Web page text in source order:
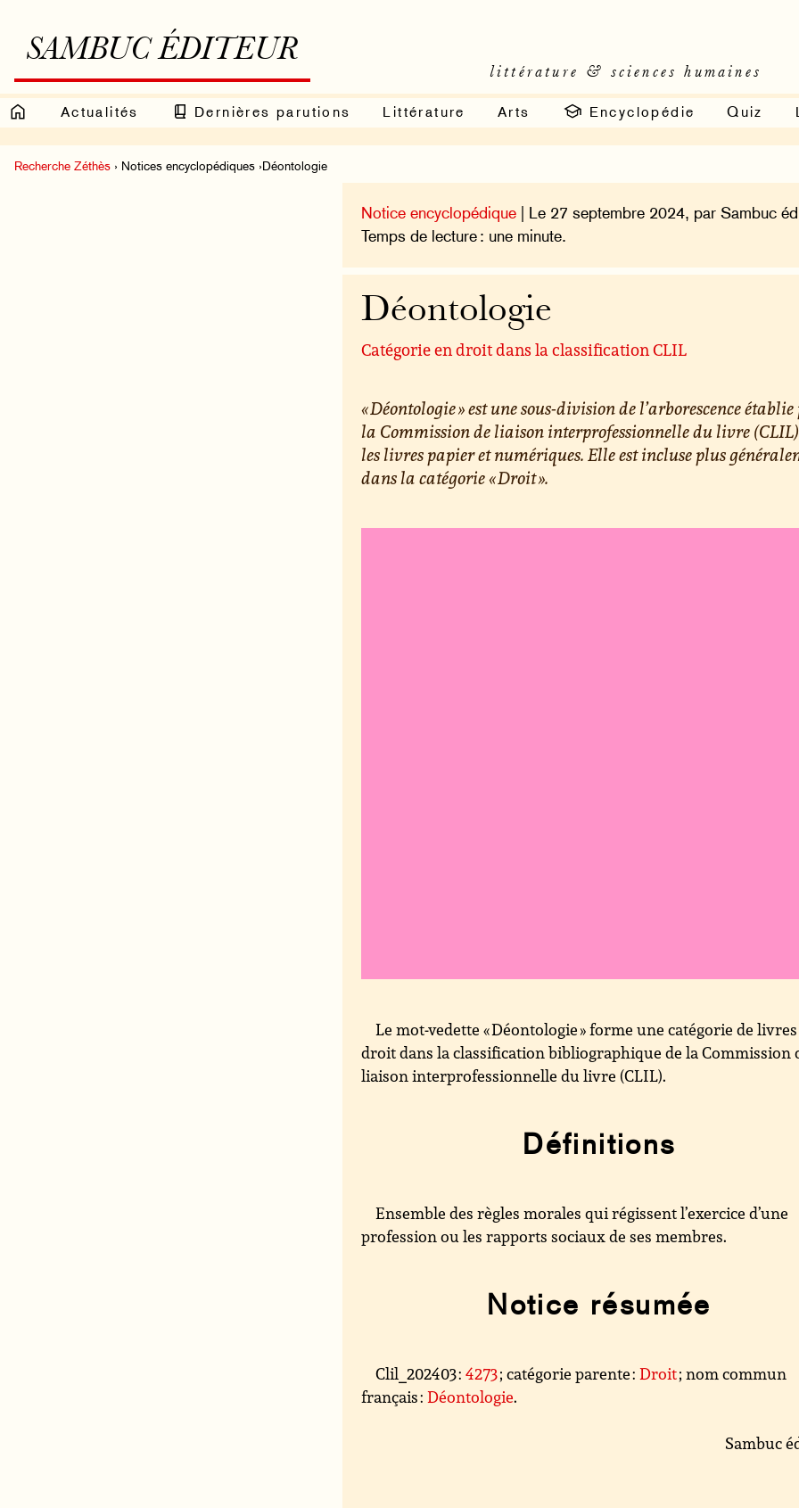
SAMBUC ÉDITEUR
littérature & sciences humaines
Actualités Dernières parutions Littérature Arts Encyclopédie Quiz
Recherche Zéthès › Notices encyclopédiques ›Déontologie
Notice encyclopédique | Le 27 septembre 2024, par Sambuc
Temps de lecture : une minute.
Déontologie
Catégorie en droit dans la classification CLIL
« Déontologie » est une sous-division de l’arborescence
la Commission de liaison interprofessionnelle du livre
les livres papier et numériques. Elle est incluse plus
dans la catégorie « Droit ».
Le mot-vedette « Déontologie » forme une catégorie de
droit dans la classification bibliographique de la Commission
liaison interprofessionnelle du livre (CLIL).
Définitions
Ensemble des règles morales qui régissent l’exercice d’une
profession ou les rapports sociaux de ses membres.
Notice résumée
Clil_202403 :4273; catégorie parente :Droit; nom commun
français :Déontologie.
Sambuc